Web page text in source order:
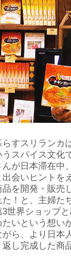
すスリランカ
スパイス文化
が日本滞在中
会いヒントを
を開発・販売
！と、主婦た
世界ショップ
いという想い
ら、より日本
し完成した商